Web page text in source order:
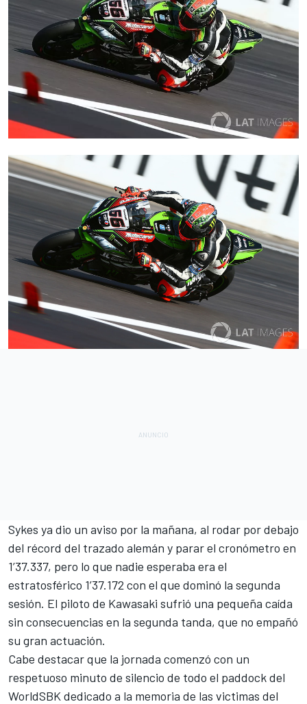
Sykes ya dio un aviso por la mañana, al rodar por debajo
del récord del trazado alemán y parar el cronómetro en
1’37.337, pero lo que nadie esperaba era el
estratosférico 1’37.172 con el que dominó la segunda
sesión. El piloto de Kawasaki sufrió una pequeña caída
sin consecuencias en la segunda tanda, que no empañó
su gran actuación.
Cabe destacar que la jornada comenzó con un
respetuoso minuto de silencio de todo el paddock del
WorldSBK dedicado a la memoria de las victimas del